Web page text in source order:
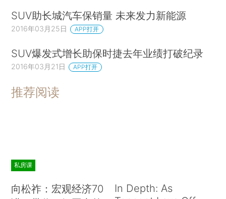
SUV助长城汽车保销量 未来发力新能源
2016年03月25日 APP打开
SUV爆发式增长助保时捷去年业绩打破纪录
2016年03月21日 APP打开
推荐阅读
私房课
向松祚：宏观经济70
In Depth: As